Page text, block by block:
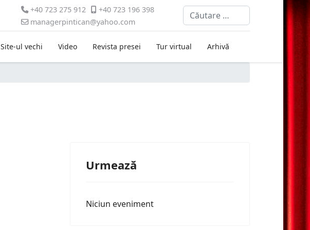
+40 723 275 912
+40 723 196 398
managerpintican@yahoo.com
Cautare
Site-ul vechi Video Revista presei Tur virtual Arhivă
Urmează
Niciun eveniment